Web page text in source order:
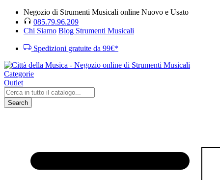
Negozio di Strumenti Musicali online Nuovo e Usato
085.79.96.209
Chi Siamo Blog Strumenti Musicali
Spedizioni gratuite da 99€*
Categorie
Outlet
Search